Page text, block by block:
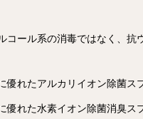
コール系の消毒ではなく、抗
優れたアルカリイオン除菌ス
優れた水素イオン除菌消臭ス